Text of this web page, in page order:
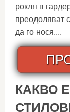
рокля в
преодоляват
да го нося....
КАКВО